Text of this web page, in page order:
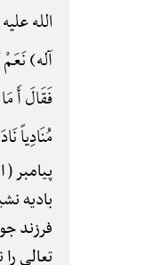
الله
آله)
فَقَالَ أَ
مُنَادِیاً
پیامبر
بادیه
فرزند
تعالی